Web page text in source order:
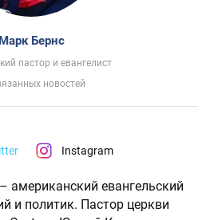
Марк Бернс
пастор и евангелист
новостей
Instagram
– американский евангельский
и политик. Пастор церкви